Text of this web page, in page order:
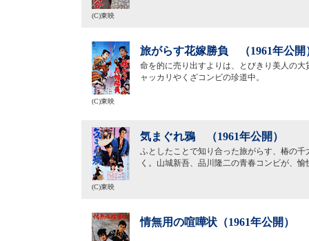
(C)東映
旅がらす花嫁勝負 （1961年公開
命を的に売り出すよりは、とびきり美人の
ャッカリやくざコンビの珍道中。
(C)東映
気まぐれ鴉 （1961年公開）
ふとしたことで知り合った旅がらす、椿の
く。山城新吾、品川隆二の青春コンビが、
(C)東映
情無用の喧嘩状（1961年公開）